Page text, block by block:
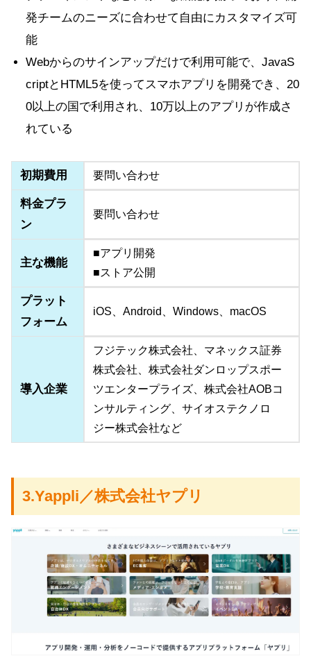
発チームのニーズに合わせて自由にカスタマイズ可
能
Webからのサインアップだけで利用可能で、JavaS
criptとHTML5を使ってスマホアプリを開発でき、20
0以上の国で利用され、10万以上のアプリが作成さ
れている
初期費用 要問い合わせ
料金プラ
ン
要問い合わせ
主な機能
■アプリ開発
■ストア公開
プラット
フォーム
iOS、Android、Windows、macOS
導入企業
フジテック株式会社、マネックス証券
株式会社、株式会社ダンロップスポー
ツエンタープライズ、株式会社AOBコ
ンサルティング、サイオステクノロ
ジー株式会社など
3.Yappli／株式会社ヤプリ